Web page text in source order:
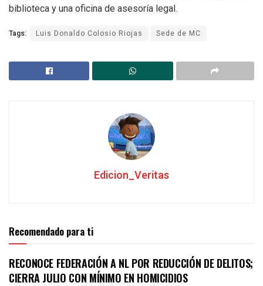
biblioteca y una oficina de asesoría legal.
Tags: Luis Donaldo Colosio Riojas Sede de MC
Edicion_Veritas
Recomendado para ti
RECONOCE FEDERACIÓN A NL POR REDUCCIÓN DE DELITOS;
CIERRA JULIO CON MÍNIMO EN HOMICIDIOS